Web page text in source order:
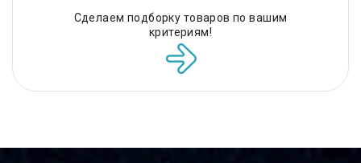
Сделаем подборку товаров по вашим
критериям!